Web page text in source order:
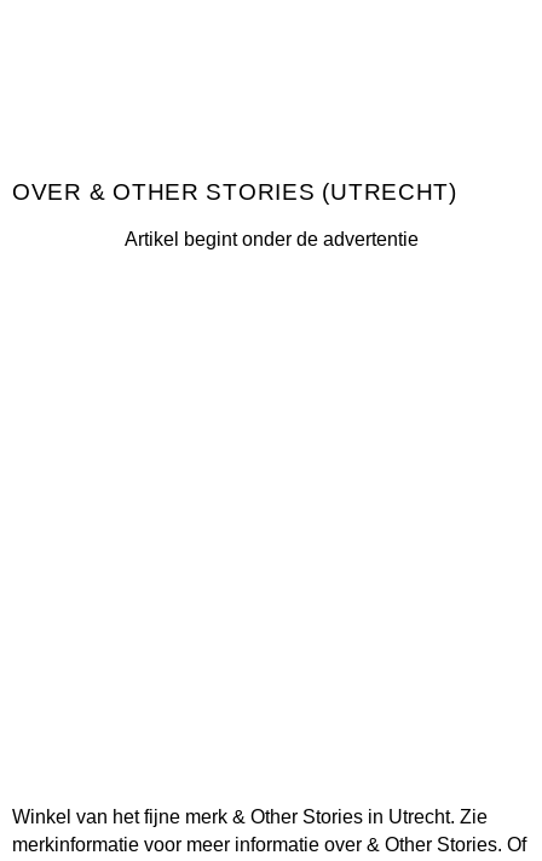
& OTHER STORIES (UTRECHT)
Artikel begint onder de advertentie
Winkel van het fijne merk & Other Stories in Utrecht. Zie
merkinformatie voor meer informatie over & Other Stories. Of